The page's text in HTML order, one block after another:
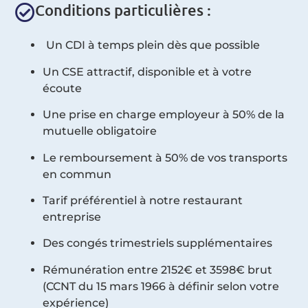
Conditions particulières :
Un CDI à temps plein dès que possible
Un CSE attractif, disponible et à votre
écoute
Une prise en charge employeur à 50% de la
mutuelle obligatoire
Le remboursement à 50% de vos transports
en commun
Tarif préférentiel à notre restaurant
entreprise
Des congés trimestriels supplémentaires
Rémunération entre 2152€ et 3598€ brut
(CCNT du 15 mars 1966 à définir selon votre
expérience)